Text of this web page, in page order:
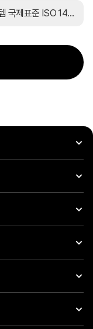
[ISO 14001] 안랩, 환경경영시스템 국제표준 ISO 14001 인증 갱신